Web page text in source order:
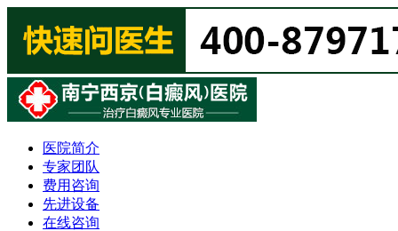
医院简介
专家团队
费用咨询
先进设备
在线咨询